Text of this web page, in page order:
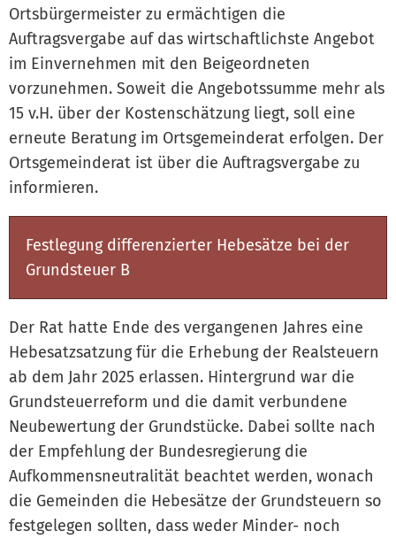
Ortsbürgermeister zu ermächtigen die
Auftragsvergabe auf das wirtschaftlichste Angebot
im Einvernehmen mit den Beigeordneten
vorzunehmen. Soweit die Angebotssumme mehr als
15 v.H. über der Kostenschätzung liegt, soll eine
erneute Beratung im Ortsgemeinderat erfolgen. Der
Ortsgemeinderat ist über die Auftragsvergabe zu
informieren.
Festlegung differenzierter Hebesätze bei der
Grundsteuer B
Der Rat hatte Ende des vergangenen Jahres eine
Hebesatzsatzung für die Erhebung der Realsteuern
ab dem Jahr 2025 erlassen. Hintergrund war die
Grundsteuerreform und die damit verbundene
Neubewertung der Grundstücke. Dabei sollte nach
der Empfehlung der Bundesregierung die
Aufkommensneutralität beachtet werden, wonach
die Gemeinden die Hebesätze der Grundsteuern so
festgelegen sollten, dass weder Minder- noch